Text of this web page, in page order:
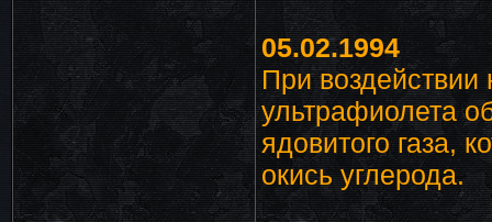
05.02.1994
При воздействии
ультрафиолета
ядовитого газа,
окись углерода.